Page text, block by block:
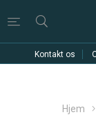
Kontakt os
Hjem